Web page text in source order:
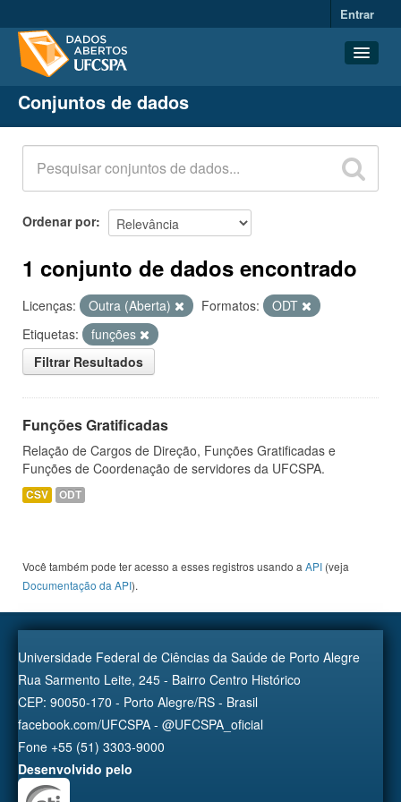
Entrar
Conjuntos de dados
Organizações
Grupos
Sobre
Conjuntos de dados
Ordenar por
1 conjunto de dados encontrado
Licenças: Outra (Aberta) Formatos:
ODT
Etiquetas:
funções
Filtrar Resultados
Funções Gratificadas
Relação de Cargos de Direção, Funções Gratificadas e
Funções de Coordenação de servidores da UFCSPA.
CSV ODT
Você também pode ter acesso a esses registros usando a API (veja
Documentação da API).
Universidade Federal de Ciências da Saúde de Porto Alegre
Rua Sarmento Leite, 245 - Bairro Centro Histórico
CEP: 90050-170 - Porto Alegre/RS - Brasil
facebook.com/UFCSPA - @UFCSPA_oficial
Fone +55 (51) 3303-9000
Desenvolvido pelo